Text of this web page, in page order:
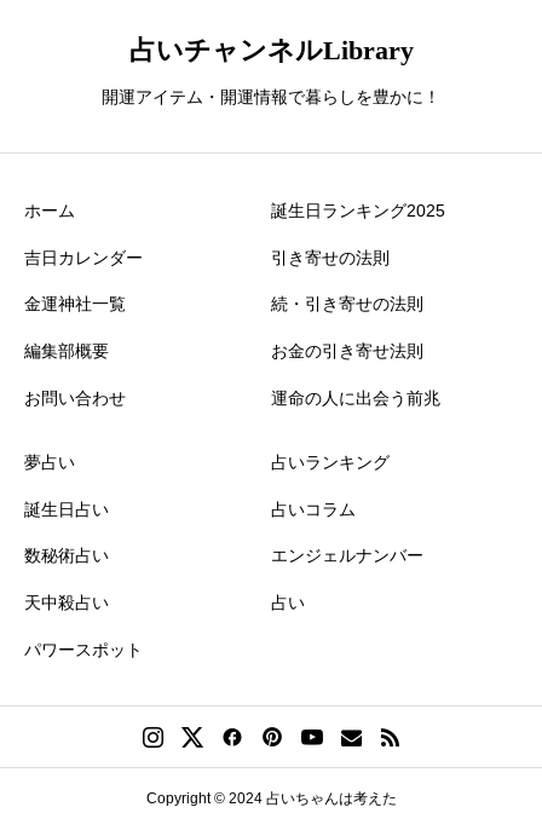
占いチャンネルLibrary
開運アイテム・開運情報で暮らしを豊かに！
ホーム
吉日カレンダー
金運神社一覧
編集部概要
お問い合わせ
誕生日ランキング2025
引き寄せの法則
続・引き寄せの法則
お金の引き寄せ法則
運命の人に出会う前兆
夢占い
誕生日占い
数秘術占い
天中殺占い
パワースポット
占いランキング
占いコラム
エンジェルナンバー
占い
Copyright © 2024 占いちゃんは考えた
金運神社 金運財布